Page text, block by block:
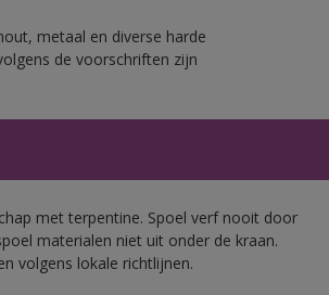
metaal en diverse harde
de voorschriften zijn
met terpentine. Spoel verf nooit door
materialen niet uit onder de kraan.
volgens lokale richtlijnen.